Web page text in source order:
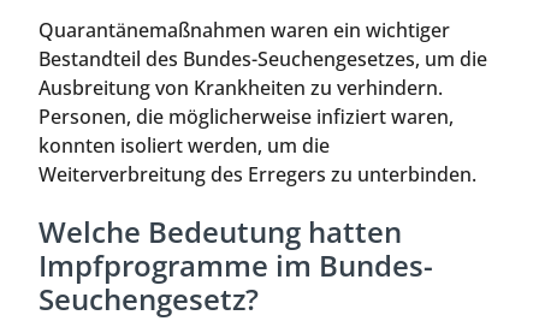
Quarantänemaßnahmen waren ein wichtiger
Bestandteil des Bundes-Seuchengesetzes, um die
Ausbreitung von Krankheiten zu verhindern.
Personen, die möglicherweise infiziert waren,
konnten isoliert werden, um die
Weiterverbreitung des Erregers zu unterbinden.
Welche Bedeutung hatten
Impfprogramme im Bundes-
Seuchengesetz?